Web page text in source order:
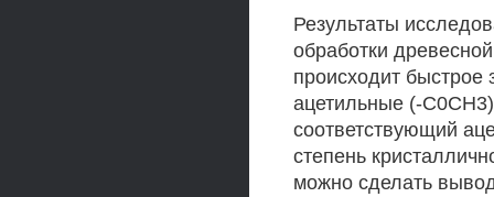
Результаты
обработки
происходит быстрое
ацетильные (-
соответствующий
степень
можно сделать